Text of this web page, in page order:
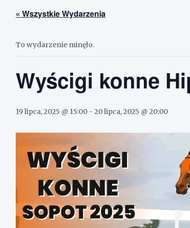
« Wszystkie Wydarzenia
To wydarzenie minęło.
Wyścigi konne
19 lipca, 2025 @ 15:00 - 20 lipca, 2025 @ 20:00